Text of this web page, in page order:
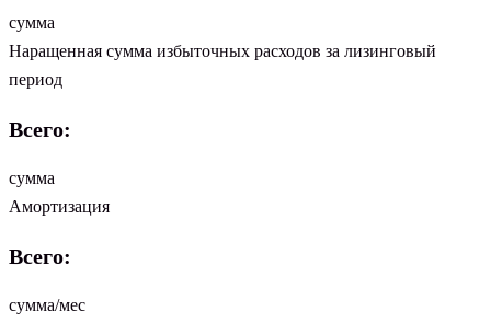
сумма
Наращенная сумма избыточных расходов за лизинговый
период
Всего:
сумма
Амортизация
Всего:
сумма/мес